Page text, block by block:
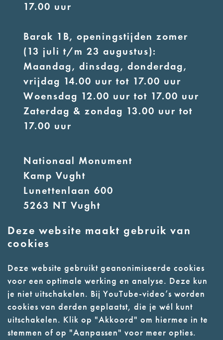
Deze website maakt gebruik van
cookies
Deze website gebruikt geanonimiseerde cookies
voor een optimale werking en analyse. Deze kun
je niet uitschakelen. Bij YouTube-video’s worden
cookies van derden geplaatst, die je wél kunt
uitschakelen. Klik op "Akkoord" om hiermee in te
stemmen of op "Aanpassen" voor meer opties.
17.00 uur
Barak 1B, openingstijden zomer
(13 juli t/m 23 augustus):
Maandag, dinsdag, donderdag,
vrijdag 14.00 uur tot 17.00 uur
Woensdag 12.00 uur tot 17.00 uur
Zaterdag & zondag 13.00 uur tot
17.00 uur
Nationaal Monument
Kamp Vught
Lunettenlaan 600
5263 NT Vught
E:info@nmkampvught.nl
- Parkeer in de vakken of in de
parkeergarage (begane grond)
- Alleen geleidehonden
toegestaan